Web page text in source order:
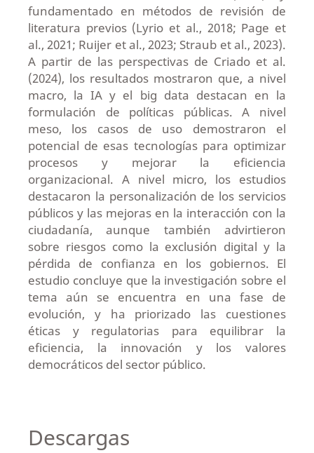
fundamentado en métodos de revisión de
literatura previos (Lyrio et al., 2018; Page et
al., 2021; Ruijer et al., 2023; Straub et al., 2023).
A partir de las perspectivas de Criado et al.
(2024), los resultados mostraron que, a nivel
macro, la IA y el big data destacan en la
formulación de políticas públicas. A nivel
meso, los casos de uso demostraron el
potencial de esas tecnologías para optimizar
procesos y mejorar la eficiencia
organizacional. A nivel micro, los estudios
destacaron la personalización de los servicios
públicos y las mejoras en la interacción con la
ciudadanía, aunque también advirtieron
sobre riesgos como la exclusión digital y la
pérdida de confianza en los gobiernos. El
estudio concluye que la investigación sobre el
tema aún se encuentra en una fase de
evolución, y ha priorizado las cuestiones
éticas y regulatorias para equilibrar la
eficiencia, la innovación y los valores
democráticos del sector público.
Descargas